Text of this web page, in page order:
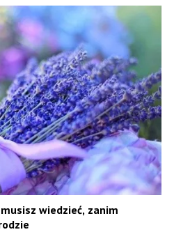
wiedzieć, zanim